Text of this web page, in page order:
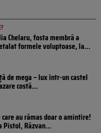
Chelaru, fosta membră a
formele voluptoase, la...
de mega – lux într-un castel
costă...
au rămas doar o amintire!
Pistol, Răzvan...